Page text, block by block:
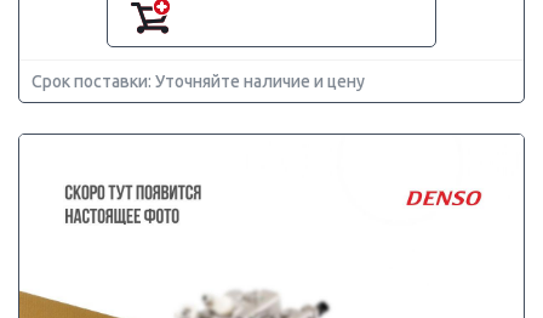
Срок поставки: Уточняйте наличие и цену